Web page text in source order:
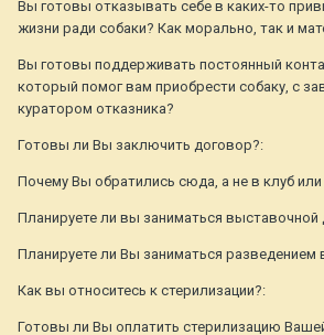
Вы готовы отказывать себе в каких-то
жизни ради собаки? Как морально, так и
Вы готовы поддерживать постоянный
который помог вам приобрести собаку, с
куратором отказника?
Готовы ли Вы заключить договор?:
Почему Вы обратились сюда, а не в клуб
Планируете ли вы заниматься выставочной
Планируете ли Вы заниматься разведением
Как вы относитесь к стерилизации?:
Готовы ли Вы оплатить стерилизацию